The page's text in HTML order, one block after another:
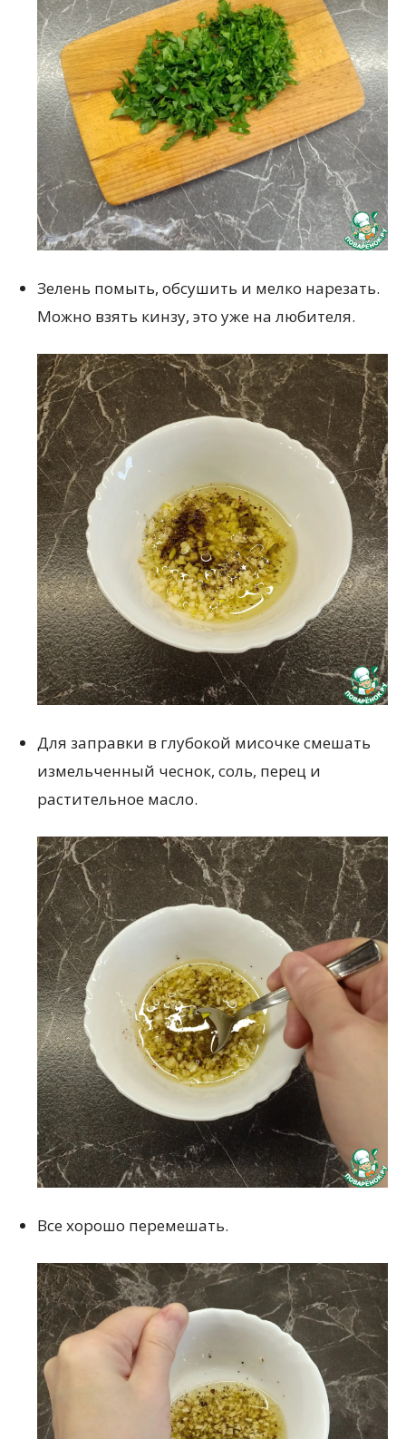
Зелень помыть, обсушить и мелко нарезать.
Можно взять кинзу, это уже на любителя.
Для заправки в глубокой мисочке смешать
измельченный чеснок, соль, перец и
растительное масло.
Все хорошо перемешать.